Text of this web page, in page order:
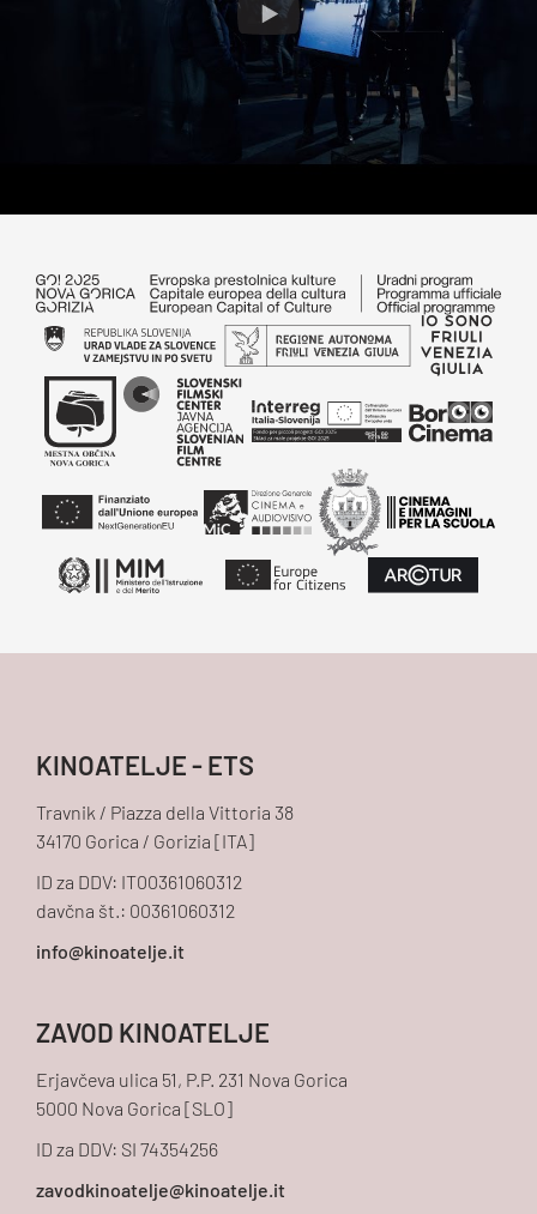
KINOATELJE - ETS
Travnik / Piazza della Vittoria 38
34170 Gorica / Gorizia [ITA]
ID za DDV: IT00361060312
davčna št.: 00361060312
ZAVOD KINOATELJE
Erjavčeva ulica 51, P.P. 231 Nova Gorica
5000 Nova Gorica [SLO]
ID za DDV: SI 74354256